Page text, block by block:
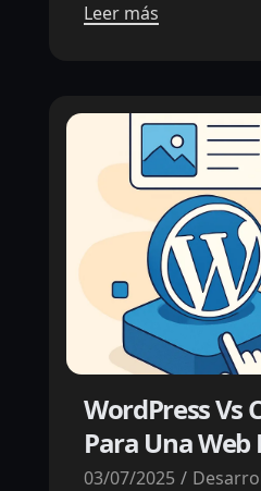
Leer más
WordPress Vs
Para Una
03/07/2025